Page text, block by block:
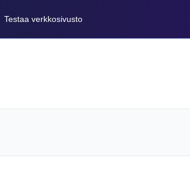
Testaa verkkosivusto